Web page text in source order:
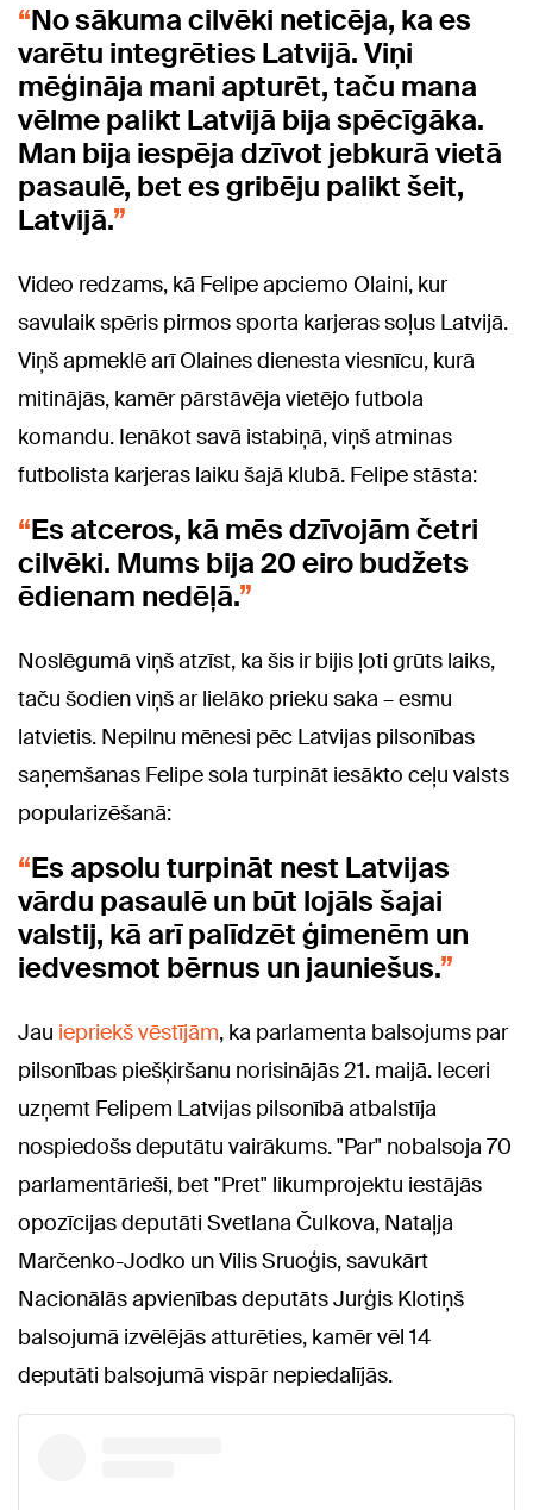
No sākuma cilvēki neticēja, ka es
varētu integrēties Latvijā. Viņi
mēģināja mani apturēt, taču mana
vēlme palikt Latvijā bija spēcīgāka.
Man bija iespēja dzīvot jebkurā vietā
pasaulē, bet es gribēju palikt šeit,
Latvijā.
Video redzams, kā Felipe apciemo Olaini, kur
savulaik spēris pirmos sporta karjeras soļus Latvijā.
Viņš apmeklē arī Olaines dienesta viesnīcu, kurā
mitinājās, kamēr pārstāvēja vietējo futbola
komandu. Ienākot savā istabiņā, viņš atminas
futbolista karjeras laiku šajā klubā. Felipe stāsta:
Es atceros, kā mēs dzīvojām četri
cilvēki. Mums bija 20 eiro budžets
ēdienam nedēļā.
Noslēgumā viņš atzīst, ka šis ir bijis ļoti grūts laiks,
taču šodien viņš ar lielāko prieku saka – esmu
latvietis. Nepilnu mēnesi pēc Latvijas pilsonības
saņemšanas Felipe sola turpināt iesākto ceļu valsts
popularizēšanā:
Es apsolu turpināt nest Latvijas
vārdu pasaulē un būt lojāls šajai
valstij, kā arī palīdzēt ģimenēm un
iedvesmot bērnus un jauniešus.
Jau iepriekš vēstījām, ka parlamenta balsojums par
pilsonības piešķiršanu norisinājās 21. maijā. Ieceri
uzņemt Felipem Latvijas pilsonībā atbalstīja
nospiedošs deputātu vairākums. "Par" nobalsoja 70
parlamentārieši, bet "Pret" likumprojektu iestājās
opozīcijas deputāti Svetlana Čulkova, Nataļja
Marčenko-Jodko un Vilis Sruoģis, savukārt
Nacionālās apvienības deputāts Jurģis Klotiņš
balsojumā izvēlējās atturēties, kamēr vēl 14
deputāti balsojumā vispār nepiedalījās.